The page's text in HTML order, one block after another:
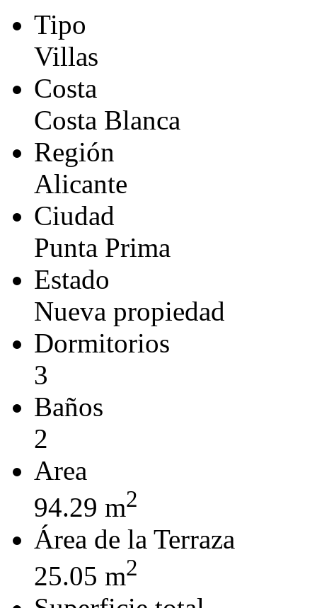
Tipo
Villas
Costa
Costa Blanca
Región
Alicante
Ciudad
Punta Prima
Estado
Nueva propiedad
Dormitorios
3
Baños
2
Area
94.29 m2
Área de la Terraza
25.05 m2